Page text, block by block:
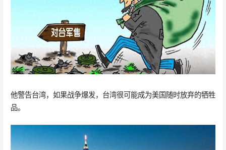
他警告台湾，如果战争爆发，台湾很可能成为美国随时放弃的牺牲
品。